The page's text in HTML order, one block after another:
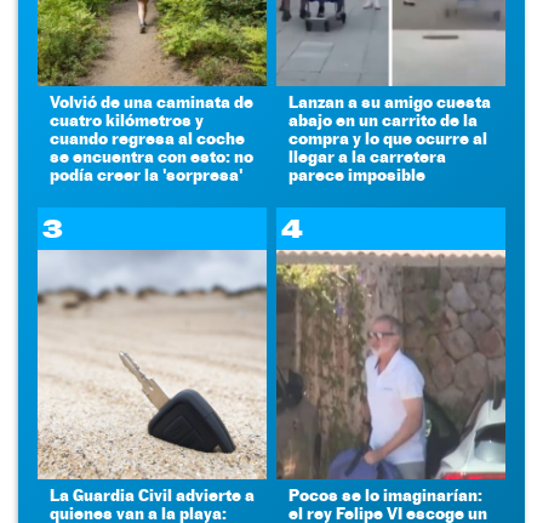
Volvió de una caminata de
cuatro kilómetros y
cuando regresa al coche
se encuentra con esto: no
podía creer la 'sorpresa'
Lanzan a su amigo cuesta
abajo en un carrito de la
compra y lo que ocurre al
llegar a la carretera
parece imposible
3
La Guardia Civil advierte a
quienes van a la playa:
4
Pocos se lo imaginarían:
el rey Felipe VI escoge un